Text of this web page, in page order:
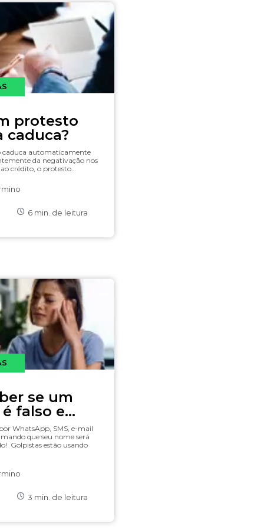
protesto
caduca?
caduca automaticamente
da negativação nos
crédito, o protesto…
6 min. de leitura
se um
falso e
se
golpe
WhatsApp, SMS, e-mail
que seu nome será
Golpistas estão usando
3 min. de leitura